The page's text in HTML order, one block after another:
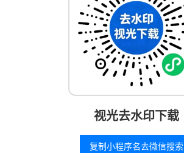
视光去水印下载
复制小程序名去微信搜索